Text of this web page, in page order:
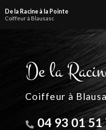
au
contenu
De la Racine à la Pointe
Coiffeur à Blausasc
Coiffeur à
04 93 01 51